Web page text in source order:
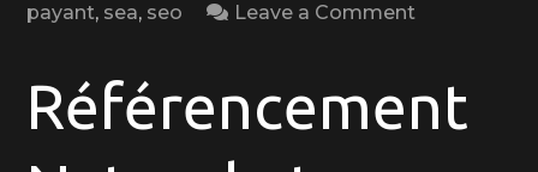
payant, sea, seo Leave a Comment
Visibilité
Référencement